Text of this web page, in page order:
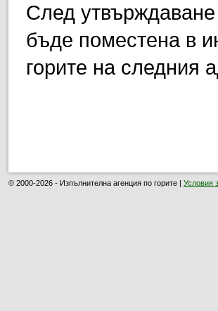
След утвърждаване
бъде поместена в
горите на следния
© 2000-2026 - Изпълнителна агенция по горите | Условия